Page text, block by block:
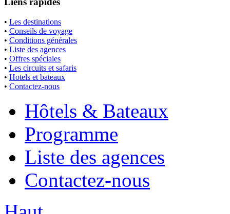
• Les destinations
• Conseils de voyage
• Conditions générales
• Liste des agences
• Offres spéciales
• Les circuits et safaris
• Hotels et bateaux
• Contactez-nous
Hôtels & Bateaux
Programme
Liste des agences
Contactez-nous